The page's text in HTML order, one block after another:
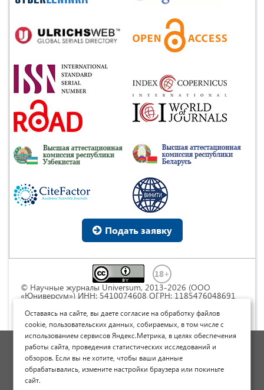
Подать заявку
© Научные журналы Universum, 2013-2026 (ООО
«Юниверсум») ИНН: 5410074608 ОГРН: 1185476048691
Commons « Attribution» («Атрибуция») 4.0
Непортированная
Политика обработки персональных данных
Договор оферты
Опубликовать научную статью
Оставаясь на сайте, вы даете согласие на обработку файлов
cookie, пользовательских данных, собираемых, в том числе с
использованием сервисов Яндекс.Метрика, в целях обеспечения
работы сайта, проведения статистических исследований и
обзоров. Если вы не хотите, чтобы ваши данные
обрабатывались, измените настройки браузера или покиньте
сайт.